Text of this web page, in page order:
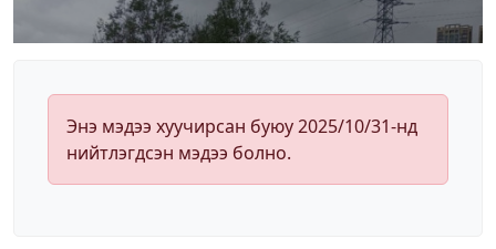
Энэ мэдээ хуучирсан буюу 2025/10/31-нд
нийтлэгдсэн мэдээ болно.